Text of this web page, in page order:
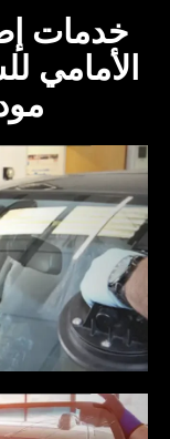
‏خدمات
الأمامي